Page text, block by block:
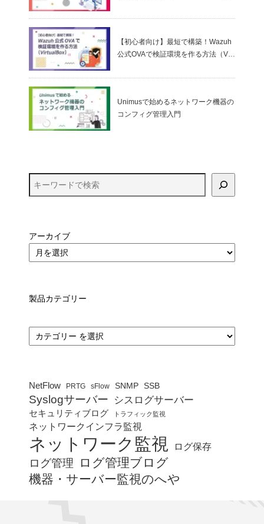
ゼロトラストの考え方
【初心者向け】最短で構築！Wazuh
公式OVAで検証環境を作る方法（Virt
Unimusで始めるネットワーク機器の
コンフィグ管理入門
アーカイブ
製品カテゴリー
カ
テ
ゴ
NetFlow PRTG sFlow SNMP SSB
Syslogサーバー シスログサーバー
セキュリティブログ トラフィック監視
ネットワークインフラ監視
ネットワーク監視 ログ保存
ログ管理
ログ管理ブログ
機器・サーバー監視のへや